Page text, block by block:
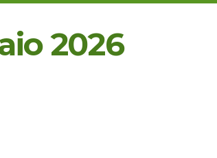
2026